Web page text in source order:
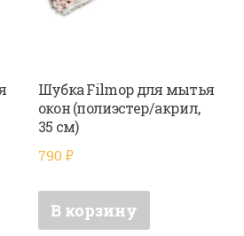
Шубка Filmop для мытья
окон (полиэстер/акрил,
35 см)
790 ₽
В корзину